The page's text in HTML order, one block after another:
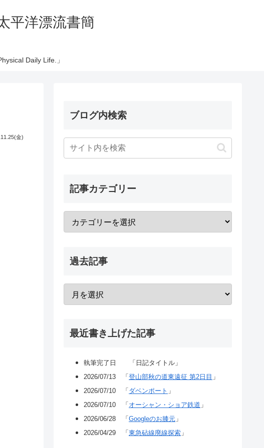
平洋漂流書簡
Daily Life.」
金)
ブログ内検索
記事カテゴリー
過去記事
最近書き上げた記事
執筆完了日 「日記タイトル」
2026/07/13 「 登山部秋の道東遠征 第2日目 」
2026/07/10 「 ダベンポート 」
2026/07/10 「 オーシャン・ショア鉄道 」
2026/06/28 「 Googleのお膝元 」
2026/04/29 「 東急砧線廃線探索 」